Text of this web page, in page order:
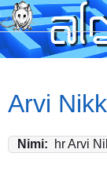
Skip
to
main
content
Arvi
Nimi hr Arvi